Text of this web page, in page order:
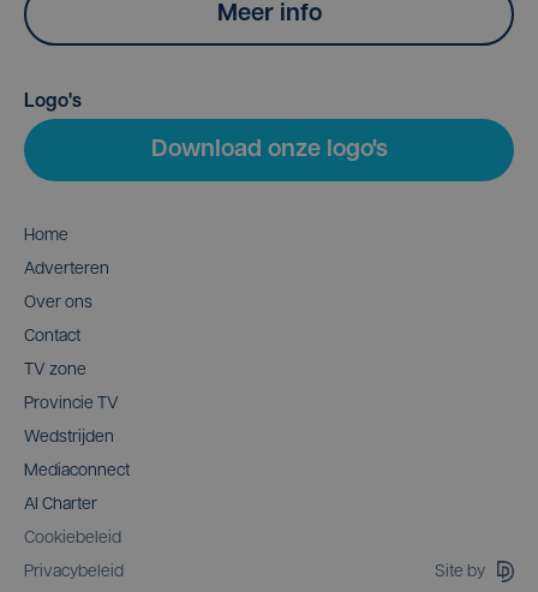
Meer info
Logo's
Download onze logo's
Home
Adverteren
Over ons
Contact
TV zone
Provincie TV
Wedstrijden
Mediaconnect
AI Charter
Cookiebeleid
Privacybeleid
Site by